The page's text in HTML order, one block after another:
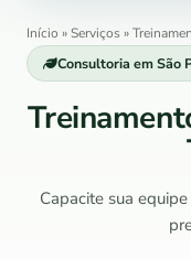
Início »Serviços »
Consultoria em São
Capacite sua